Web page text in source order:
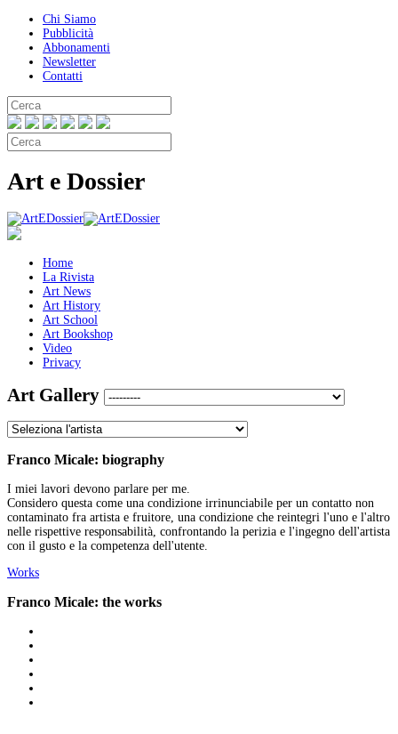
Chi Siamo
Pubblicità
Abbonamenti
Newsletter
Contatti
Art e Dossier
Home
La Rivista
Art News
Art History
Art School
Art Bookshop
Video
Privacy
Art Gallery
Franco Micale: biography
I miei lavori devono parlare per me.
Considero questa come una condizione irrinunciabile per un contatto non
contaminato fra artista e fruitore, una condizione che reintegri l'uno e l'altro
nelle rispettive responsabilità, confrontando la perizia e l'ingegno dell'artista
con il gusto e la competenza dell'utente.
Works
Franco Micale: the works